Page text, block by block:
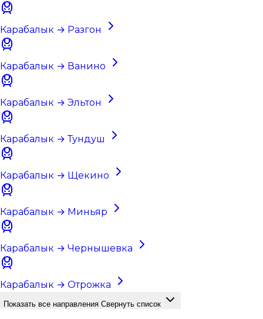
Карабалык → Разгон
Карабалык → Ванино
Карабалык → Эльтон
Карабалык → Тундуш
Карабалык → Щекино
Карабалык → Миньяр
Карабалык → Чернышевка
Карабалык → Отрожка
Показать все направления Свернуть список